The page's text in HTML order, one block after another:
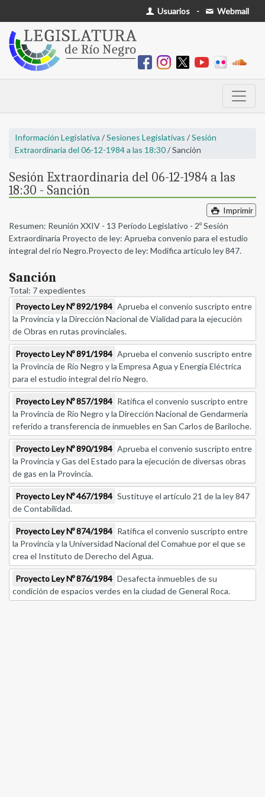
Usuarios - Webmail
Información Legislativa /Sesiones Legislativas /Sesión
Extraordinaria del 06-12-1984 a las 18:30/ Sanción
Sesión Extraordinaria del 06-12-1984 a las
18:30 - Sanción
Imprimir
Resumen: Reunión XXIV - 13 Período Legislativo - 2º Sesión
Extraordinaria Proyecto de ley: Aprueba convenio para el estudio
integral del río Negro.Proyecto de ley: Modifica artículo ley 847.
Sanción
Total: 7 expedientes
Proyecto Ley Nº 892/1984 Aprueba el convenio suscripto entre
la Provincia y la Dirección Nacional de Vialidad para la ejecución
de Obras en rutas provinciales.
Proyecto Ley Nº 891/1984 Aprueba el convenio suscripto entre
la Provincia de Río Negro y la Empresa Agua y Energía Eléctrica
para el estudio integral del río Negro.
Proyecto Ley Nº 857/1984 Ratifica el convenio suscripto entre
la Provincia de Río Negro y la Dirección Nacional de Gendarmería
referido a transferencia de inmuebles en San Carlos de Bariloche.
Proyecto Ley Nº 890/1984 Aprueba el convenio suscripto entre
la Provincia y Gas del Estado para la ejecución de diversas obras
de gas en la Provincia.
Proyecto Ley Nº 467/1984 Sustituye el artículo 21 de la ley 847
de Contabilidad.
Proyecto Ley Nº 874/1984 Ratifica el convenio suscripto entre
la Provincia y la Universidad Nacional del Comahue por el que se
crea el Instituto de Derecho del Agua.
Proyecto Ley Nº 876/1984 Desafecta inmuebles de su
condición de espacios verdes en la ciudad de General Roca.